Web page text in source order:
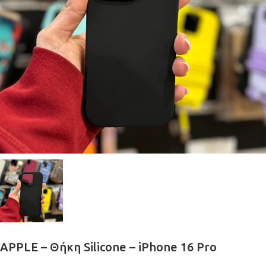
APPLE – Θήκη Silicone – iPhone 16 Pro